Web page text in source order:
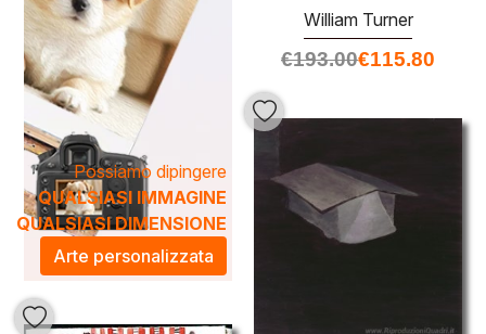
Possiamo dipingere
QUALSIASI IMMAGINE
QUALSIASI DIMENSIONE
Arte personalizzata
William Turner
€193.00€115.80